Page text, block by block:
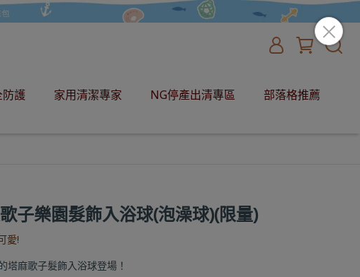
護 家用清潔專家 NG停產出清專區
部落格推薦
子樂園髮飾入浴球(泡澡球)(限量)
愛!
塔麻歌子髮飾入浴球登場！